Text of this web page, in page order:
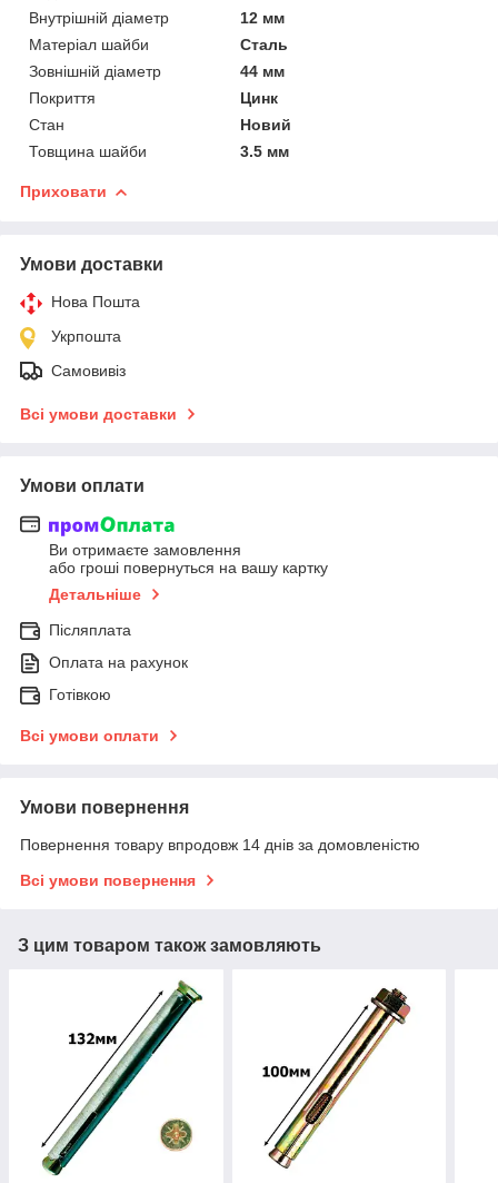
Внутрішній діаметр
12 мм
Матеріал шайби
Сталь
Зовнішній діаметр
44 мм
Покриття
Цинк
Стан
Новий
Товщина шайби
3.5 мм
Приховати
Умови доставки
Нова Пошта
Укрпошта
Самовивіз
Всі умови доставки
Умови оплати
Ви отримаєте замовлення
або гроші повернуться на вашу картку
Детальніше
Післяплата
Оплата на рахунок
Готівкою
Всі умови оплати
Умови повернення
Повернення товару впродовж 14 днів за домовленістю
Всі умови повернення
З цим товаром також замовляють